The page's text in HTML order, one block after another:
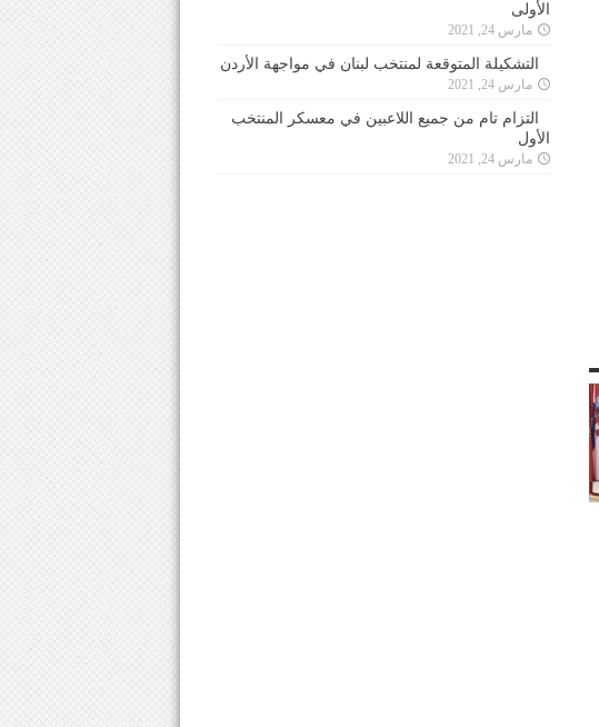
الأولى
مارس 24, 2021
التشكيلة المتوقعة لمنتخب لبنان في مواجهة الأردن
مارس 24, 2021
التزام تام من جميع اللاعبين في معسكر المنتخب
الأول
مارس 24, 2021